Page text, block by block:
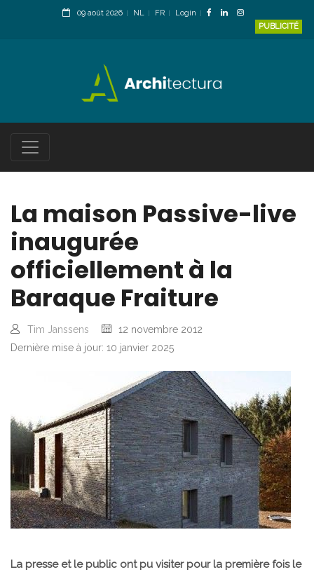
09 août 2026 NL FR
Login
PUBLICITÉ
La maison Passive-live
inaugurée
officiellement à la
Baraque Fraiture
Tim Janssens
12 novembre 2012
Dernière mise à jour: 10 janvier 2025
La presse et le public ont pu visiter pour la première fois le